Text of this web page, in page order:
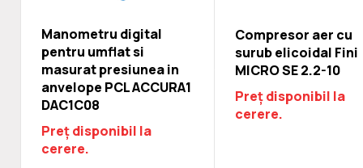
Manometru digital
pentru umflat si
masurat presiunea in
anvelope PCL ACCURA1
DAC1C08
Preț disponibil la
cerere.
Compresor aer cu
surub elicoidal Fini
MICRO SE 2.2-10
Preț disponibil la
cerere.